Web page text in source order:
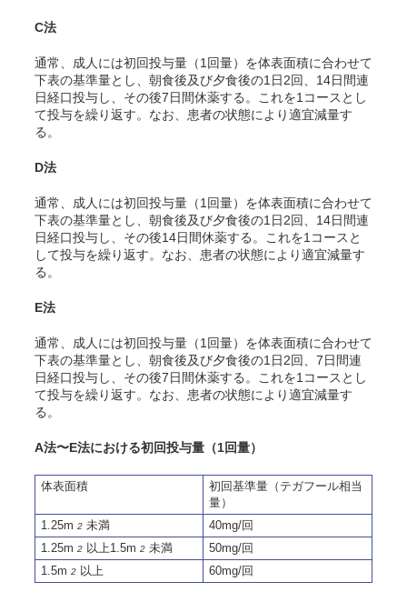
C法
通常、成人には初回投与量（1回量）を体表面積に合わせて
下表の基準量とし、朝食後及び夕食後の1日2回、14日間連
日経口投与し、その後7日間休薬する。これを1コースとし
て投与を繰り返す。なお、患者の状態により適宜減量す
る。
D法
通常、成人には初回投与量（1回量）を体表面積に合わせて
下表の基準量とし、朝食後及び夕食後の1日2回、14日間連
日経口投与し、その後14日間休薬する。これを1コースと
して投与を繰り返す。なお、患者の状態により適宜減量す
る。
E法
通常、成人には初回投与量（1回量）を体表面積に合わせて
下表の基準量とし、朝食後及び夕食後の1日2回、7日間連
日経口投与し、その後7日間休薬する。これを1コースとし
て投与を繰り返す。なお、患者の状態により適宜減量す
る。
A法〜E法における初回投与量（1回量）
体表面積
初回基準量（テガフール相当
量）
1.25m 2 未満
40mg/回
1.25m 2 以上1.5m 2 未満
50mg/回
1.5m 2 以上 60mg/回